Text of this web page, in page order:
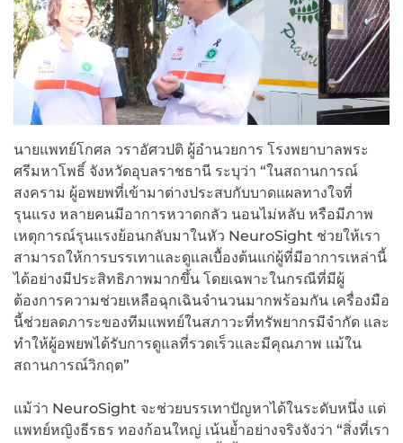
นายแพทย์โกศล วราอัศวปติ ผู้อำนวยการ โรงพยาบาลพระ
ศรีมหาโพธิ์ จังหวัดอุบลราชธานี ระบุว่า “ในสถานการณ์
สงคราม ผู้อพยพที่เข้ามาต่างประสบกับบาดแผลทางใจที่
รุนแรง หลายคนมีอาการหวาดกลัว นอนไม่หลับ หรือมีภาพ
เหตุการณ์รุนแรงย้อนกลับมาในหัว NeuroSight ช่วยให้เรา
สามารถให้การบรรเทาและดูแลเบื้องต้นแก่ผู้ที่มีอาการเหล่านี้
ได้อย่างมีประสิทธิภาพมากขึ้น โดยเฉพาะในกรณีที่มีผู้
ต้องการความช่วยเหลือฉุกเฉินจำนวนมากพร้อมกัน เครื่องมือ
นี้ช่วยลดภาระของทีมแพทย์ในสภาวะที่ทรัพยากรมีจำกัด และ
ทำให้ผู้อพยพได้รับการดูแลที่รวดเร็วและมีคุณภาพ แม้ใน
สถานการณ์วิกฤต”
แม้ว่า NeuroSight จะช่วยบรรเทาปัญหาได้ในระดับหนึ่ง แต่
แพทย์หญิงธีรธร ทองก้อนใหญ่ เน้นย้ำอย่างจริงจังว่า “สิ่งที่เรา